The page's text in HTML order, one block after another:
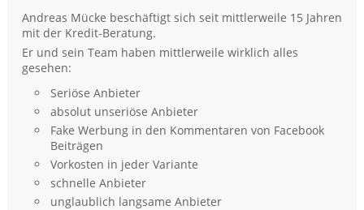
Andreas Mücke beschäftigt sich seit mittlerweile 15 Jahren
mit der Kredit-Beratung.
Er und sein Team haben mittlerweile wirklich alles
gesehen:
Seriöse Anbieter
absolut unseriöse Anbieter
Fake Werbung in den Kommentaren von Facebook
Beiträgen
Vorkosten in jeder Variante
schnelle Anbieter
unglaublich langsame Anbieter